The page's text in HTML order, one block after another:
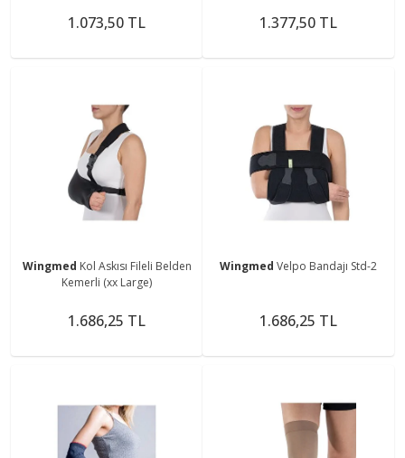
1.073,50 TL 1.377,50 TL
Wingmed Kol Askısı Fileli Belden
Kemerli (xx Large)
1.686,25 TL
Wingmed Velpo Bandajı Std-2
1.686,25 TL